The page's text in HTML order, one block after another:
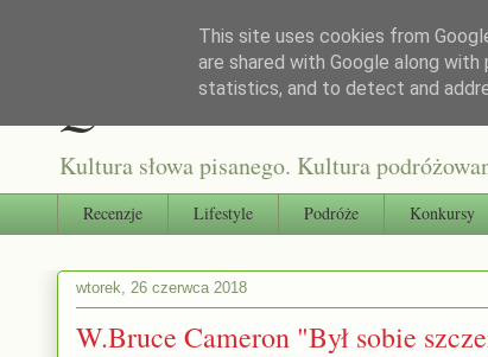
Qultura słowa
Kultura słowa pisanego. Kultura
Recenzje Lifestyle Podróże Konkursy
wtorek, 26 czerwca 2018
W.Bruce Cameron "Był sobie
This site uses cookies from
are shared with Google along
statistics, and to detect and